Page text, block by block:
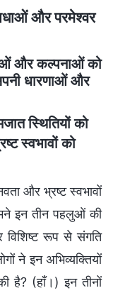
और परमेश्वर
और कल्पनाओं को
धारणाओं और
स्थितियों को
स्वभावों को
और भ्रष्ट स्वभावों
इन तीन पहलुओं की
विशिष्ट रूप से संगति
ने इन अभिव्यक्तियों
है? (हाँ।) इन तीनों